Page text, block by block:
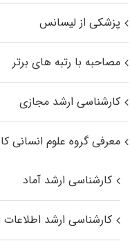
پزشکی از لیسانس
مصاحبه با رتبه های برتر
کارشناسی ارشد مجازی
معرفی گروه علوم انسانی
کارشناسی ارشد آماد
کارشناسی ارشد اطلاعات